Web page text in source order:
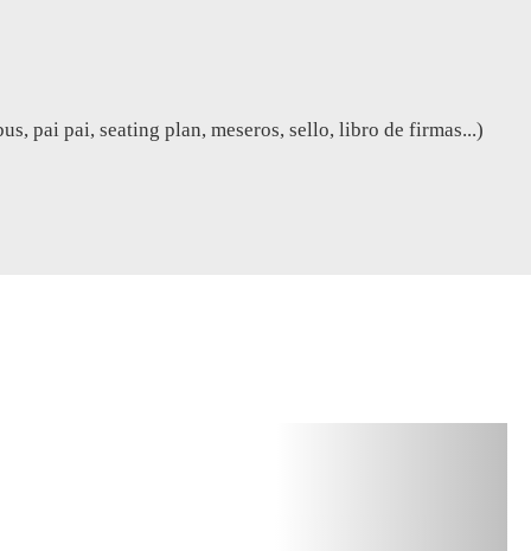
pai pai, seating plan, meseros, sello, libro de firmas...)